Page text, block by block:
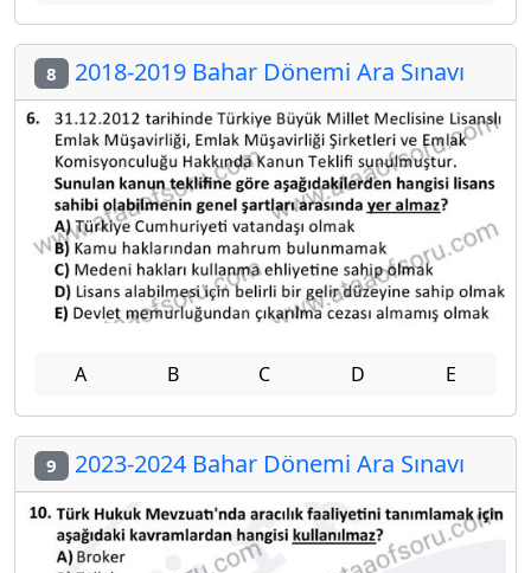
8 2018-2019 Bahar Dönemi Ara Sınavı
A B C D E
9 2023-2024 Bahar Dönemi Ara Sınavı